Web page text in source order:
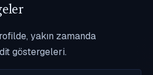
yakın zamanda
göstergeleri.